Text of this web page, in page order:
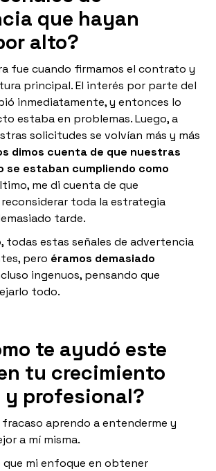
que hayan
alto?
fue cuando firmamos el contrato y
principal. El interés por parte del
inmediatamente, y entonces lo
estaba en problemas. Luego, a
solicitudes se volvían más y más
dimos cuenta de que nuestras
se estaban cumpliendo como
me di cuenta de que
toda la estrategia
tarde.
todas estas señales de advertencia
pero éramos demasiado
ingenuos, pensando que
todo.
te ayudó este
tu crecimiento
y profesional?
fracaso aprendo a entenderme y
a mí misma.
que mi enfoque en obtener